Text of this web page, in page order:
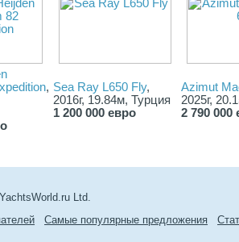
, Sea Ray L650 Fly,
2016г, 19.84м, Турция
1 200 000 евро
Azimut
2025г,
2 790 000
Ltd.
Самые популярные предложения